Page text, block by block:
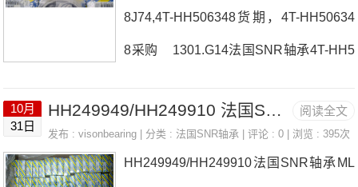
价格,4T-HH923649/HH92#01采购 热
销型号推荐：4T
8J74,4T-HH506348货期，4T-HH50634
8采购 1301.G14法国SNR轴承4T-HH5
国SNR轴承4T-HH506348价格7002.CV.
阅读全文
10月
31日
HH249949/HH249910 法国SNR轴承 6200FT150ZZ
发布 :visonbearing | 分类 :法国SNR轴承 | 评论 : 0 | 浏览 : 395次
HH249949/HH249910法国SNR轴承ML